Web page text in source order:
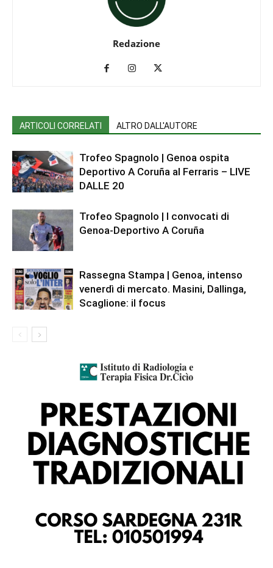
Redazione
ARTICOLI CORRELATI ALTRO DALL'AUTORE
Trofeo Spagnolo | Genoa ospita
Deportivo A Coruña al Ferraris – LIVE
DALLE 20
Trofeo Spagnolo | I convocati di
Genoa-Deportivo A Coruña
Rassegna Stampa | Genoa, intenso
venerdì di mercato. Masini, Dallinga,
Scaglione: il focus